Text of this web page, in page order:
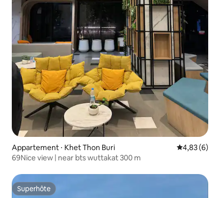
Appartement ⋅ Khet Thon Buri Évaluation
4,83 (6)
69Nice view | near bts wuttakat 300 m
Superhôte
Superhôte